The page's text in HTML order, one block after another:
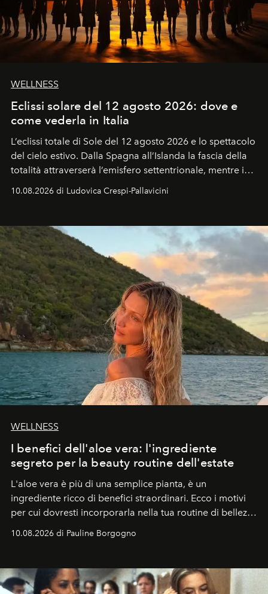
WELLNESS
Eclissi solare del 12 agosto 2026: dove e
come vederla in Italia
L’eclissi totale di Sole del 12 agosto 2026 e lo spettacolo
del cielo estivo. Dalla Spagna all’Islanda la fascia della
totalità attraverserà l’emisfero settentrionale, mentre in
Italia il fenomeno sarà parziale ma particolarmente
spettacolare al Nord. Orari, città favorite e regole per
10.08.2026 di Ludovica Crespi-Pallavicini
WELLNESS
I benefici dell'aloe vera: l'ingrediente
segreto per la beauty routine dell'estate
L'aloe vera è più di una semplice pianta, è un
ingrediente ricco di benefici straordinari. Ecco i motivi
per cui dovresti incorporarla nella tua routine di bellezza
e benessere.
10.08.2026 di Pauline Borgogno